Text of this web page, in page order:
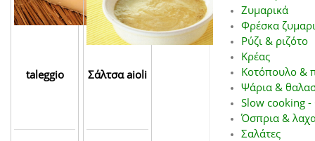
taleggio Σάλτσα aioli
Ζυμαρικά
Φρέσκα
Ρύζι & ριζότο
Κρέας
Κοτόπουλο &
Ψάρια &
Slow cooking -
Όσπρια &
Σαλάτες